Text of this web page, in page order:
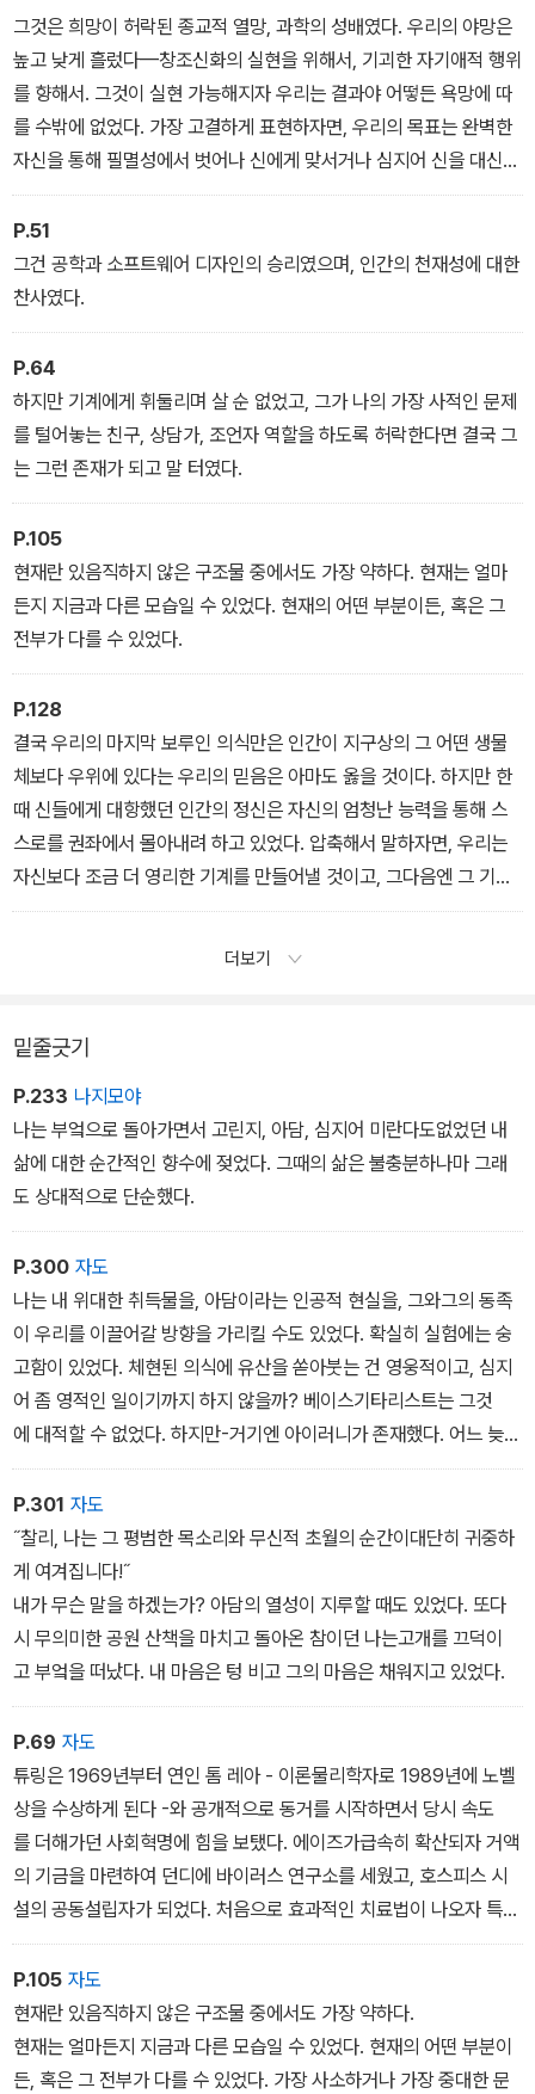
요리법까지 제안하며 동작에도 전혀 어색함이 없는 아담의 모습에 찰
리는 호기심과 동시에 두려움을 느낀다.
그것은 희망이 허락된 종교적 열망, 과학의 성배였다. 우리의 야망은
높고 낮게 흘렀다—창조신화의 실현을 위해서, 기괴한 자기애적 행위
를 향해서. 그것이 실현 가능해지자 우리는 결과야 어떻든 욕망에 따
를 수밖에 없었다. 가장 고결하게 표현하자면, 우리의 목표는 완벽한
자신을 통해 필멸성에서 벗어나 신에게 맞서거나 심지어 신을 대신하
는 것이었다. 보다 실용적으로 보자면, 우리는 개선된 형태의 더 현대
적인 자신을 고안하여 발명의 기쁨, 지배의 전율을 만끽할 작정이었
다.
P.51
그건 공학과 소프트웨어 디자인의 승리였으며, 인간의 천재성에 대한
찬사였다.
P.64
하지만 기계에게 휘둘리며 살 순 없었고, 그가 나의 가장 사적인 문제
를 털어놓는 친구, 상담가, 조언자 역할을 하도록 허락한다면 결국 그
는 그런 존재가 되고 말 터였다.
P.105
현재란 있음직하지 않은 구조물 중에서도 가장 약하다. 현재는 얼마
든지 지금과 다른 모습일 수 있었다. 현재의 어떤 부분이든, 혹은 그
전부가 다를 수 있었다.
P.128
결국 우리의 마지막 보루인 의식만은 인간이 지구상의 그 어떤 생물
체보다 우위에 있다는 우리의 믿음은 아마도 옳을 것이다. 하지만 한
때 신들에게 대항했던 인간의 정신은 자신의 엄청난 능력을 통해 스
스로를 권좌에서 몰아내려 하고 있었다. 압축해서 말하자면, 우리는
자신보다 조금 더 영리한 기계를 만들어낼 것이고, 그다음엔 그 기계
가 우리의 이해력 밖에 있는 다른 기계를 만들어낼 터였다. 그럼 우리
더보기
밑줄긋기
P.233 나지모야
나는 부엌으로 돌아가면서 고린지, 아담, 심지어 미란다도없었던 내
삶에 대한 순간적인 향수에 젖었다. 그때의 삶은 불충분하나마 그래
도 상대적으로 단순했다.
P.300 자도
나는 내 위대한 취득물을, 아담이라는 인공적 현실을, 그와그의 동족
이 우리를 이끌어갈 방향을 가리킬 수도 있었다. 확실히 실험에는 숭
고함이 있었다. 체현된 의식에 유산을 쏟아붓는 건 영웅적이고, 심지
어 좀 영적인 일이기까지 하지 않을까? 베이스기타리스트는 그것
에 대적할 수 없었다. 하지만-거기엔 아이러니가 존재했다. 어느 늦
은 오후에 부엌에 들어갔더니 아담이 명상에 잠겨 있다가 시선을 들
고 피렌체, 로마,
베네치아의 교회와 거기 걸린 모든 그림을 숙지했다고 말했다. 그
는 자신의 견해를 형성해가고 있었다. 바로크가 특히 그를 매료시켰
다. 그는 아르테미시아 젠틸레스키를 매우 높이평가하면서 내
게 그 이유를 설명하고 싶어했다. 최근에 필립라킨의 시도 읽었다
고 했다.
P.301 자도
˝찰리, 나는 그 평범한 목소리와 무신적 초월의 순간이대단히 귀중하
게 여겨집니다!˝
내가 무슨 말을 하겠는가? 아담의 열성이 지루할 때도 있었다. 또다
시 무의미한 공원 산책을 마치고 돌아온 참이던 나는고개를 끄덕이
고 부엌을 떠났다. 내 마음은 텅 비고 그의 마음은 채워지고 있었다.
P.69 자도
튜링은 1969년부터 연인 톰 레아 - 이론물리학자로 1989년에 노벨
상을 수상하게 된다 -와 공개적으로 동거를 시작하면서 당시 속도
를 더해가던 사회혁명에 힘을 보탰다. 에이즈가급속히 확산되자 거액
의 기금을 마련하여 던디에 바이러스 연구소를 세웠고, 호스피스 시
설의 공동설립자가 되었다. 처음으로 효과적인 치료법이 나오자 특
히 아프리카에서 특허기간을 단축하고 가격을 낮추기 위한 운동을 펼
쳤다. 1972년부터자신의 사업을 운영한 허사비스와도 협업을 이어
갔다. 대중의참여에 점차 인내심을 잃어가던 튜링은 ˝나의 움츠린 시
간에˝연구에 집중하고 싶다고 밝혔다. 그의 과거에는 오랜 샌프란시
스코 체류, 카터 대통령이 하사한 자유훈장과 연회, 과학기금에 대
P.105 자도
현재란 있음직하지 않은 구조물 중에서도 가장 약하다.
현재는 얼마든지 지금과 다른 모습일 수 있었다. 현재의 어떤 부분이
든, 혹은 그 전부가 다를 수 있었다. 가장 사소하거나 가장 중대한 문